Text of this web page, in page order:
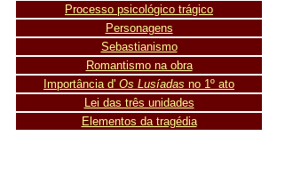
Processo psicológico trágico
Personagens
Sebastianismo
Romantismo na obra
Importância d' Os Lusíadas no 1º ato
Lei das três unidades
Elementos da tragédia